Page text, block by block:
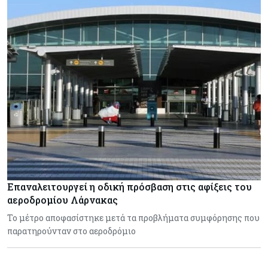
Επαναλειτουργεί η οδική πρόσβαση στις αφίξεις του
αεροδρομίου Λάρνακας
Το μέτρο αποφασίστηκε μετά τα προβλήματα συμφόρησης που
παρατηρούνταν στο αεροδρόμιο